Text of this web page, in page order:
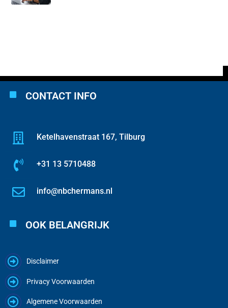
CONTACT INFO
Ketelhavenstraat 167, Tilburg
+31 13 5710488
info@nbchermans.nl
OOK BELANGRIJK
Disclaimer
Privacy Voorwaarden
Algemene Voorwaarden